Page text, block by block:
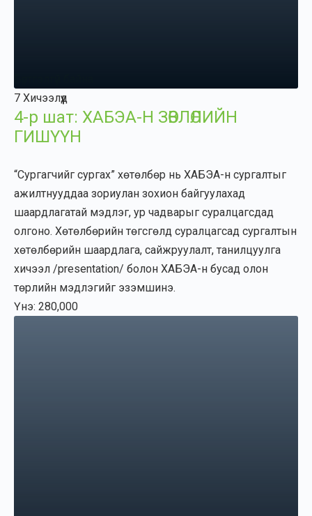
7 Хичээлүүд
4-р шат: ХАБЭА-Н ЗӨВЛӨЛИЙН
ГИШҮҮН
“Сургагчийг сургах” хөтөлбөр нь ХАБЭА-н сургалтыг
ажилтнууддаа зориулан зохион байгуулахад
шаардлагатай мэдлэг, ур чадварыг суралцагсдад
олгоно. Хөтөлбөрийн төгсгөлд суралцагсад сургалтын
хөтөлбөрийн шаардлага, сайжруулалт, танилцуулга
хичээл /presentation/ болон ХАБЭА-н бусад олон
төрлийн мэдлэгийг эзэмшинэ.
Үнэ: 280,000